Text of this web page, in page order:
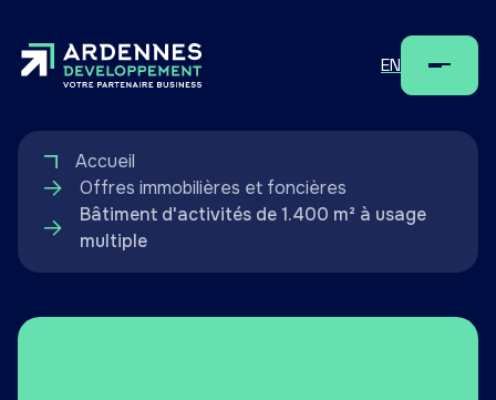
EN Menu
Accueil
Offres immobilières et foncières
Bâtiment d'activités de 1.400 m² à usage
multiple